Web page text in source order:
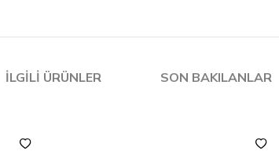
İLGILI ÜRÜNLER SON BAKILANLAR